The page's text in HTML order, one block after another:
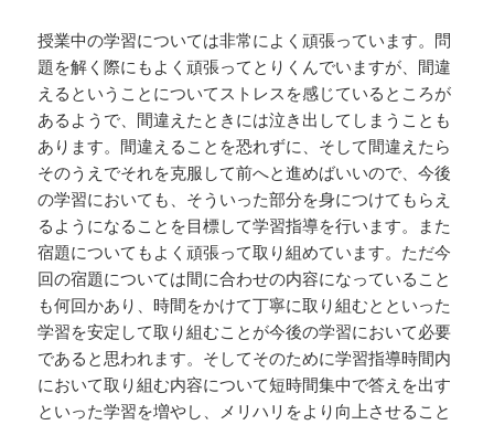
授業中の学習については非常によく頑張っています。問
題を解く際にもよく頑張ってとりくんでいますが、間違
えるということについてストレスを感じているところが
あるようで、間違えたときには泣き出してしまうことも
あります。間違えることを恐れずに、そして間違えたら
そのうえでそれを克服して前へと進めばいいので、今後
の学習においても、そういった部分を身につけてもらえ
るようになることを目標して学習指導を行います。また
宿題についてもよく頑張って取り組めています。ただ今
回の宿題については間に合わせの内容になっていること
も何回かあり、時間をかけて丁寧に取り組むとといった
学習を安定して取り組むことが今後の学習において必要
であると思われます。そしてそのために学習指導時間内
において取り組む内容について短時間集中で答えを出す
といった学習を増やし、メリハリをより向上させること